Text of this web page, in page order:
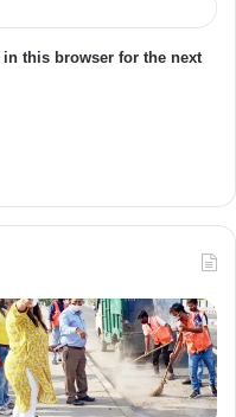
this browser for the next